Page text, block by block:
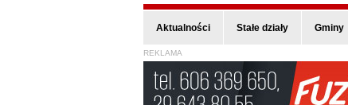
Aktualności Stałe działy Gminy
REKLAMA